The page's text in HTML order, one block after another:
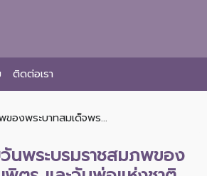
ติดต่อเรา
ของพระบาทสมเด็จพร...
นพระบรมราชสมภพของ